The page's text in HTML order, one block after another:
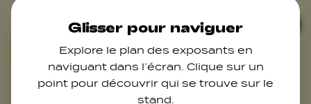
Skip to main content
Glisser pour naviguer
Explore le plan des exposants en
naviguant dans l’écran. Clique sur un
point pour découvrir qui se trouve sur le
stand.
09
11